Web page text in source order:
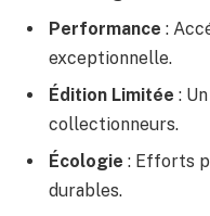
Performance :
exceptionnelle.
Édition Limitée :
collectionneurs.
Écologie : Efforts
durables.